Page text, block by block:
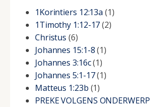
1Korintiers 12:13a (1)
1Timothy 1:12-17(2)
Christus (6)
Johannes 15:1-8(1)
Johannes 3:16c(1)
Johannes 5:1-17(1)
Matteus 1:23b (1)
PREKE VOLGENS ONDERWERP